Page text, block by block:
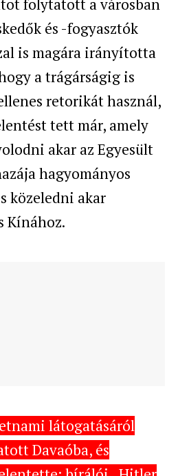
folytatott a városban
és -fogyasztók
is magára irányította
a trágárságig is
retorikát használ,
tett már, amely
akar az Egyesült
hagyományos
közeledni akar
Kínához.
látogatásáról
Davaóba, és